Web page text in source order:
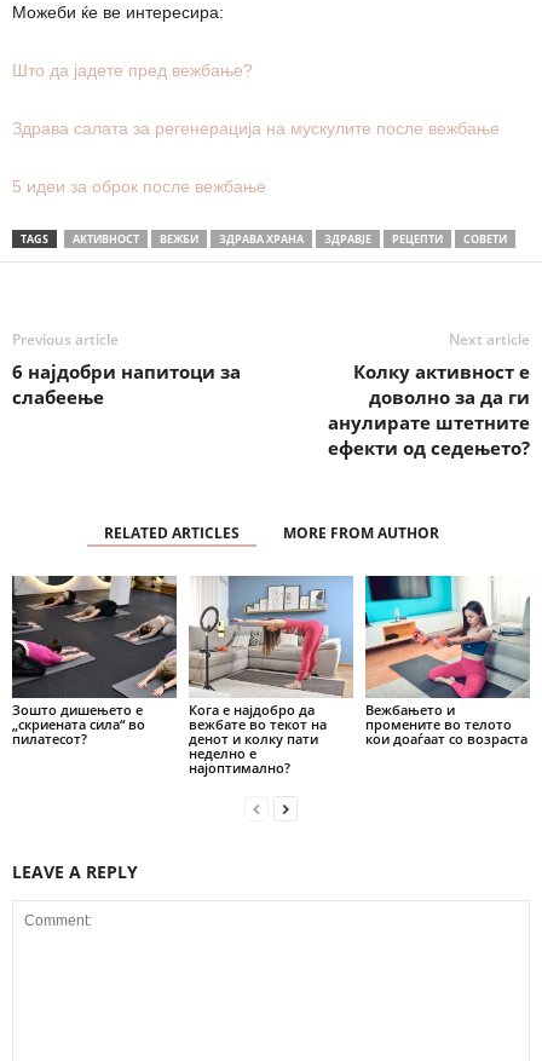
Можеби ќе ве интересира:
Што да јадете пред вежбање?
Здрава салата за регенерација на мускулите после вежбање
5 идеи за оброк после вежбање
TAGS АКТИВНОСТ ВЕЖБИ ЗДРАВА ХРАНА ЗДРАВЈЕ РЕЦЕПТИ СОВЕТИ
Previous article
6 најдобри напитоци за
слабеење
Next article
Колку активност е
доволно за да ги
анулирате штетните
ефекти од седењето?
RELATED ARTICLES MORE FROM AUTHOR
Зошто дишењето е
„скриената сила“ во
пилатесот?
Кога е најдобро да
вежбате во текот на
денот и колку пати
неделно е
најоптимално?
Вежбањето и
промените во телото
кои доаѓаат со возраста
LEAVE A REPLY